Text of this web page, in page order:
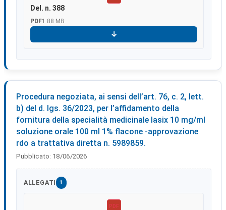
Del. n. 388
PDF1.88 MB
Scarica
Procedura negoziata, ai sensi dell’art. 76, c. 2, lett.
b) del d. lgs. 36/2023, per l’affidamento della
fornitura della specialità medicinale lasix 10 mg/ml
soluzione orale 100 ml 1% flacone -approvazione
rdo a trattativa diretta n. 5989859.
Pubblicato: 18/06/2026
ALLEGATI 1
PDF